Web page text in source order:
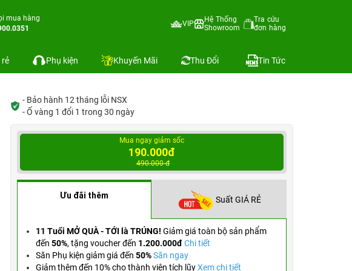
mua hàng
VIP
Hệ Thống
Showroom
Tra cứu
đơn hàng
Phụ kiện Khuyến Mãi Thu Đổi Tin Tức
- Bảo hành 12 tháng lỗi NSX
- Ố vàng 1 đổi 1 trong 30 ngày
Mua ngay giảm sốc
190.000đ
490.000 đ
Ưu đãi thêm Suất GIÁ RẺ
11 Tuổi MỞ QUÀ - TỚI là TRÚNG! Giảm giá toàn bộ sản phẩm
đến 50%, tặng voucher đến 1.200.000đ Chi tiết
Săn Phụ kiện giảm giá đến 50% Săn ngay
Giảm thêm đến 10% cho thành viên tích lũyXem chi tiết